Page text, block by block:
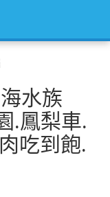
水族
.鳳梨車.
吃到飽.